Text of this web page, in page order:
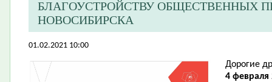
БЛАГОУСТРОЙСТВУ ОБЩЕСТВЕННЫХ
НОВОСИБИРСКА
01.02.2021 10:00
Дорогие
4 февраля